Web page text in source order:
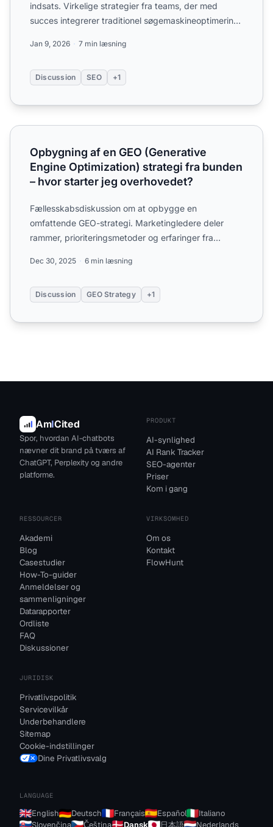
indsats. Virkelige strategier fra teams, der med
succes integrerer traditionel søgemaskineoptimering
Jan 9, 2026 7 min læsning
Discussion SEO +1
Opbygning af en GEO (Generative Engine Optimization)
Opbygning af en GEO (Generative
Engine Optimization) strategi fra bunden
– hvor starter jeg overhovedet?
Fællesskabsdiskussion om at opbygge en
omfattende GEO-strategi. Marketingledere deler
rammer, prioriteringsmetoder og erfaringer fra
Dec 30, 2025 6 min læsning
Discussion GEO Strategy +1
AmICited
Spor, hvordan AI-chatbots
nævner dit brand på tværs af
ChatGPT, Perplexity og andre
platforme.
PRODUKT
AI-synlighed
AI Rank Tracker
SEO-agenter
Priser
Kom i gang
RESSOURCER
Akademi
Blog
Casestudier
How-To-guider
Anmeldelser og
sammenligninger
Datarapporter
Ordliste
FAQ
Diskussioner
VIRKSOMHED
Om os
Kontakt
FlowHunt
JURIDISK
Privatlivspolitik
Servicevilkår
Underbehandlere
Sitemap
Cookie-indstillinger
Dine Privatlivsvalg
LANGUAGE
English Deutsch Français Español
Italiano
Slovenčina
Čeština Dansk 日本語 Nederlands